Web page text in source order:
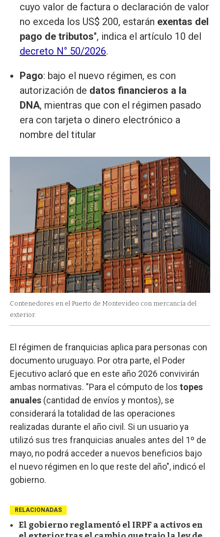
cuyo valor de factura o declaración de valor
no exceda los US$ 200, estarán exentas del
pago de tributos", indica el artículo 10 del
decreto N° 50/2026.
Pago: bajo el nuevo régimen, es con
autorización de datos financieros a la
DNA, mientras que con el régimen pasado
era con tarjeta o dinero electrónico a
nombre del titular
Contenedores en el Puerto de Montevideo con mercancía del
exterior.
El régimen de franquicias aplica para personas con
documento uruguayo. Por otra parte, el Poder
Ejecutivo aclaró que en este año 2026 convivirán
ambas normativas. "Para el cómputo de los topes
anuales (cantidad de envíos y montos), se
considerará la totalidad de las operaciones
realizadas durante el año civil. Si un usuario ya
utilizó sus tres franquicias anuales antes del 1º de
mayo, no podrá acceder a nuevos beneficios bajo
el nuevo régimen en lo que reste del año", indicó el
gobierno.
RELACIONADAS
El gobierno reglamentó el IRPF a activos en